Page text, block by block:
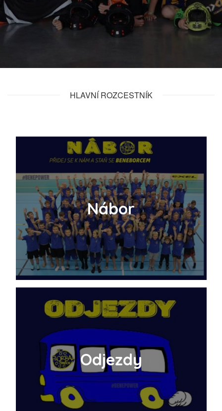
HLAVNÍ ROZCESTNÍK
Nábor
Odjezdy